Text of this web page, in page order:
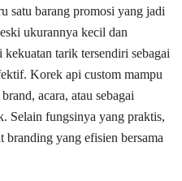
satu barang promosi yang jadi
ukurannya kecil dan
tarik tersendiri sebagai
Korek api custom mampu
acara, atau sebagai
Selain fungsinya yang praktis,
branding yang efisien bersama